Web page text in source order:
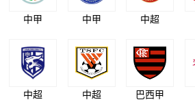
中甲 中甲 中超
中超 中超 巴西甲